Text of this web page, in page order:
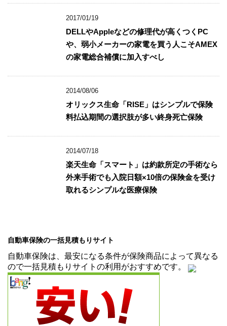
2017/01/19
DELLやAppleなどの修理代が高くつくPC
や、弱小メーカーの家電を買う人こそAMEX
の家電総合補償に加入すべし
2014/08/06
オリックス生命「RISE」はシンプルで保険
料払込期間の選択肢が多い終身死亡保険
2014/07/18
楽天生命「スマート」は約款所定の手術なら
外来手術でも入院日額×10倍の保険金を受け
取れるシンプルな医療保険
自動車保険の一括見積もりサイト
自動車保険は、最安になる条件が保険商品によって異なる
ので一括見積もりサイトの利用がおすすめです。